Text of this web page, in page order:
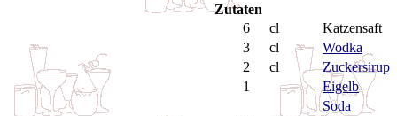
Zutaten
6
cl
Katzensaft
3
cl
Wodka
2
cl
Zuckersirup
1
Eigelb
Soda